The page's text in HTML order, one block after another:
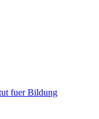
fuer Bildung